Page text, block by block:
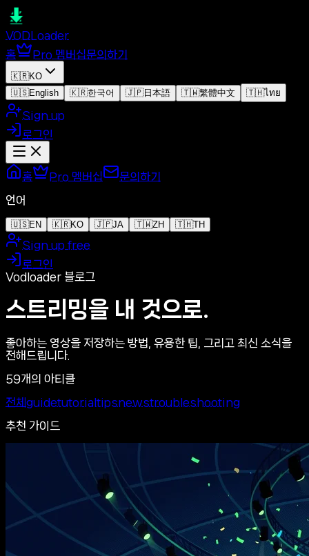
VODLoader
홈
Pro 멤버십문의하기
🇰🇷KO
🇺🇸English 🇰🇷한국어 🇯🇵日本語 🇹🇼繁體中文 🇹🇭ไทย
Sign up
로그인
홈 Pro 멤버십
문의하기
언어
🇺🇸EN 🇰🇷KO 🇯🇵JA 🇹🇼ZH 🇹🇭TH
Sign up free
로그인
Vodloader 블로그
스트리밍을 내 것으로.
좋아하는 영상을 저장하는 방법, 유용한 팁, 그리고 최신 소식을
전해드립니다.
59개의 아티클
전체 guidetutorialtipsnewstroubleshooting
추천 가이드